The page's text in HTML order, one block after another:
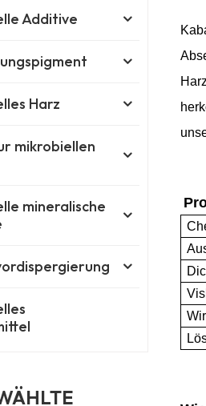
Additive
Harz
mikrobiellen
mineralische